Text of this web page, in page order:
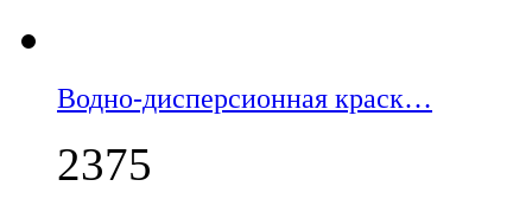
Водно-дисперсионная краск…
2375